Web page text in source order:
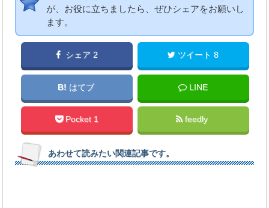
が、お役に立ちましたら、ぜひシェアをお願いし
ます。
シェア 2 ツイート 8
B! はてブ LINE
Pocket 1 feedly
あわせて読みたい関連記事です。